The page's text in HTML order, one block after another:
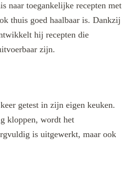
naar toegankelijke recepten met
thuis goed haalbaar is. Dankzij
hij recepten die
zijn.
getest in zijn eigen keuken.
kloppen, wordt het
is uitgewerkt, maar ook